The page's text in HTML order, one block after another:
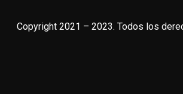
Copyright 2021 – 2023. Todos los